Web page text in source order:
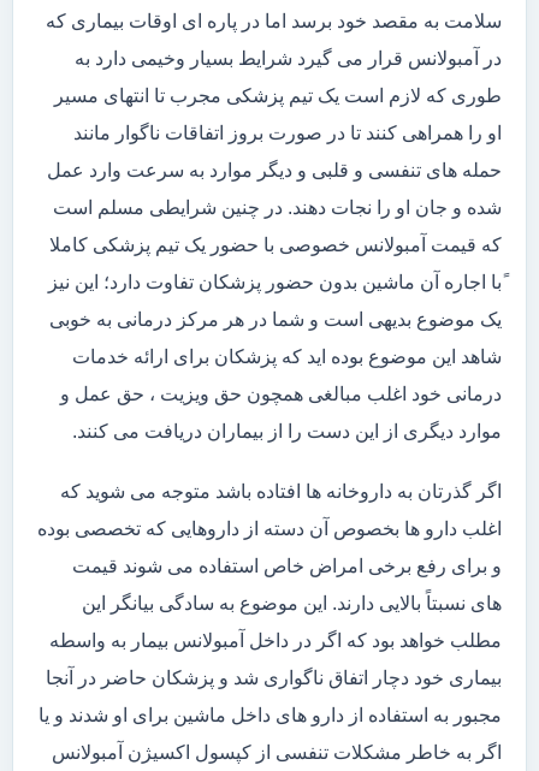
سلامت به مقصد خود برسد اما در پاره ای اوقات بیماری که
در آمبولانس قرار می گیرد شرایط بسیار وخیمی دارد به
طوری که لازم است یک تیم پزشکی مجرب تا انتهای مسیر
او را همراهی کنند تا در صورت بروز اتفاقات ناگوار مانند
حمله های تنفسی و قلبی و دیگر موارد به سرعت وارد عمل
شده و جان او را نجات دهند. در چنین شرایطی مسلم است
که قیمت آمبولانس خصوصی با حضور یک تیم پزشکی کاملا
ًبا اجاره آن ماشین بدون حضور پزشکان تفاوت دارد؛ این نیز
یک موضوع بدیهی است و شما در هر مرکز درمانی به خوبی
شاهد این موضوع بوده اید که پزشکان برای ارائه خدمات
درمانی خود اغلب مبالغی همچون حق ویزیت ، حق عمل و
موارد دیگری از این دست را از بیماران دریافت می کنند.
اگر گذرتان به داروخانه ها افتاده باشد متوجه می شوید که
اغلب دارو ها بخصوص آن دسته از داروهایی که تخصصی بوده
و برای رفع برخی امراض خاص استفاده می شوند قیمت
های نسبتاً بالایی دارند. این موضوع به سادگی بیانگر این
مطلب خواهد بود که اگر در داخل آمبولانس بیمار به واسطه
بیماری خود دچار اتفاق ناگواری شد و پزشکان حاضر در آنجا
مجبور به استفاده از دارو های داخل ماشین برای او شدند و یا
اگر به خاطر مشکلات تنفسی از کپسول اکسیژن آمبولانس